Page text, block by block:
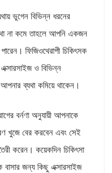
ভুগেন বিভিন্ন ধরনের
না কমে তাহলে আপনি একজন
ফিজিওথেরাপী চিকিৎসক
ও বিভিন্ন
ব্যথা কমিয়ে থাকেন।
বর্নণা অনুযায়ী আপনাকে
খুজে বের করবেন এবং সেই
করেন। কয়েকদিন চিকিৎসা
বাসার জন্য কিছু এক্সারসাইজ